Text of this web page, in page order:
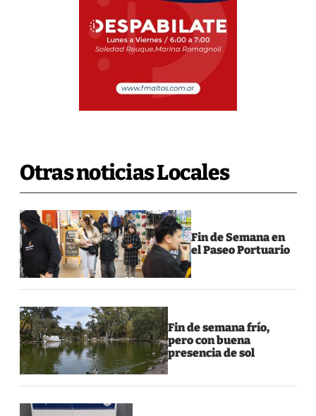
Otras noticias Locales
Fin de Semana en
el Paseo Portuario
Fin de semana frío,
pero con buena
presencia de sol